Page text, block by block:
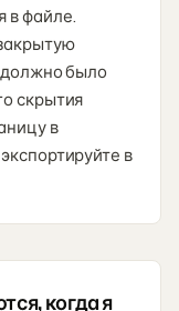
в файле.
должно было
скрытия
в
в
когда я